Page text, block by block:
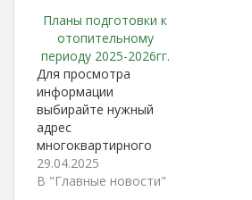
Планы подготовки к
отопительному
периоду 2025-2026гг.
Для просмотра
информации
выбирайте нужный
адрес
многоквартирного
дома: пр. Авиаторов,
дом 31 пр. Авиаторов,
29.04.2025
В "Главные новости"